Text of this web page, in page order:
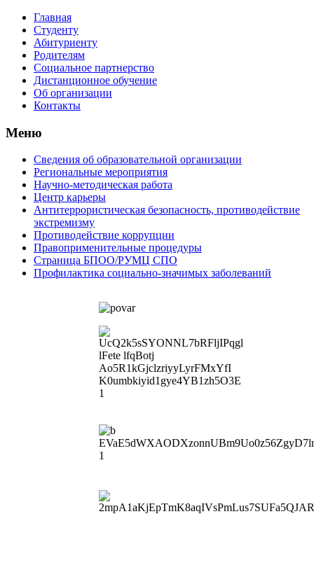
Главная
Студенту
Абитуриенту
Родителям
Социальное партнерство
Дистанционное обучение
Об организации
Контакты
Меню
Сведения об образовательной организации
Региональные мероприятия
Научно-методическая работа
Центр карьеры
Антитеррористическая безопасность, противодействие
экстремизму
Противодействие коррупции
Правоприменительные процедуры
Страница БПОО/РУМЦ CПO
Профилактика социально-значимых заболеваний